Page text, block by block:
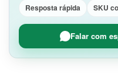
Resposta rápida SKU
Falar com